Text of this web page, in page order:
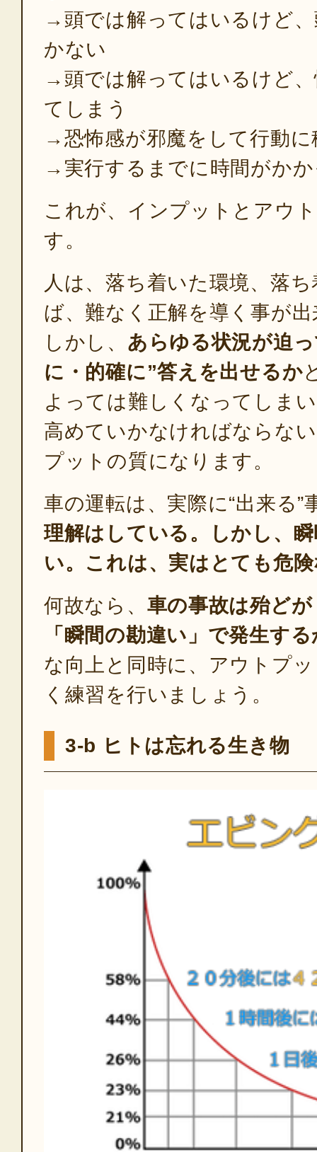
→頭では解ってはいるけど
かない
→頭では解ってはいるけど
てしまう
→恐怖感が邪魔をして行動に
→実行するまでに時間がか
これが、インプットとアウ
す。
人は、落ち着いた環境、落
ば、難なく正解を導く事が
しかし、 あらゆる状況が迫
に・的確に”答えを出せるか
よっては難しくなってしま
高めていかなければならな
プットの質になります。
車の運転は、実際に“出来る”
理解はしている。しかし、
い。これは、実はとても危
何故なら、 車の事故は殆ど
「瞬間の勘違い」で発生す
な向上と同時に、アウトプ
く練習を行いましょう。
3-b ヒトは忘れる生き物